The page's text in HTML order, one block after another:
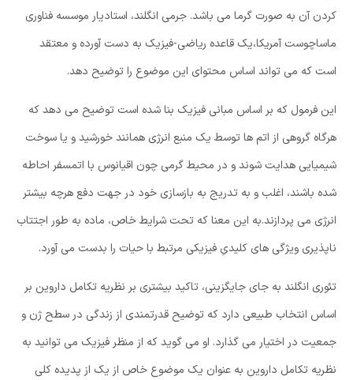
کردن آن به صورت گرما می باشد. جرمی انگلند، استادیار موسسه فناوری
ماساچوست آمریکا،یک قاعده ریاضی-فیزیک به دست آورده و معتقد
است که می تواند اساس محتوای این موضوع را توضیح دهد.
این فرمول که بر اساس مبانی فیزیک بنا شده است توضیح می دهد که
هرگاه گروهی از اتم ها توسط یک منبع انرژی همانند خورشید و یا سوخت
شیمیایی هدایت شوند و در محیط گرمی چون اقیانوس با اتمسفر احاطه
شده باشند، اغلب و به تدریج به بازسازی خود در جهت دفع هرچه بیشتر
انرژی می پردازند.به این معنا که تحت شرایط خاص، ماده به طور اجتتاب
ناپذیری ویژگی های کلیدیِ فیزیکی مرتبط با حیات را بدست می آورد.
تئوری انگلند به جای جایگزینی، تاکید بیشتری بر نظریه تکامل داروین بر
اساس انتخاب طبیعی دارد که توضیح قدرتمندی از زندگی در سطح ژن و
جمعیت در اختیار می گذارد. او می گوید که از منظر فیزیک می توانید به
نظریه تکامل داروین به عنوان یک موضوع خاص از یک از پدیده کلی